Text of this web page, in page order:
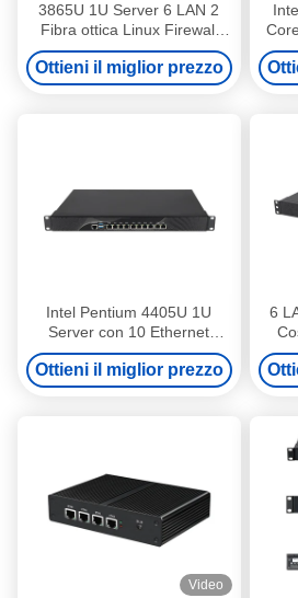
3865U 1U Server 6 LAN 2
Fibra ottica Linux Firewall
Router Server con ventola
Ottieni il miglior prezzo
Intel Pentium 4405U 1U
Server con 10 Ethernet
DDR4 32G RAM E Windows
10 Linux
Ottieni il miglior prezzo
6
Video